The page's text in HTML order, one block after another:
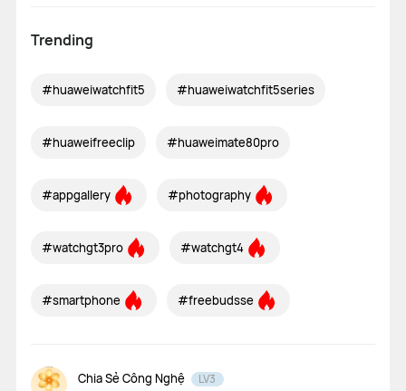
Trending
#huaweiwatchfit5 #huaweiwatchfit5series
#huaweifreeclip #huaweimate80pro
#appgallery #photography
#watchgt3pro #watchgt4
#smartphone #freebudsse
Chia Sẻ Công Nghệ
LV3